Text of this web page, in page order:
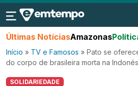
Últimas NotíciasAmazonas
Início » TV e Famosos » Pato se
do corpo de brasileira morta na
SOLIDARIEDADE